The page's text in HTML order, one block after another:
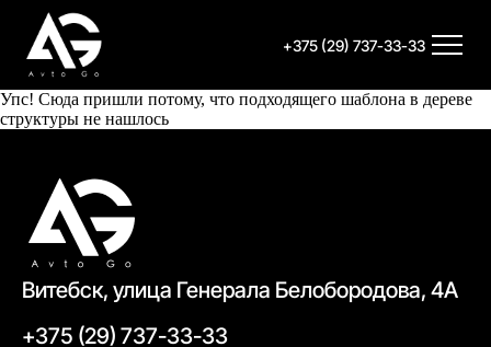
+375 (29) 737-33-33
Упс! Сюда пришли потому, что подходящего шаблона в дереве
структуры не нашлось
Витебск, улица Генерала Белобородова, 4А
+375 (29) 737-33-33